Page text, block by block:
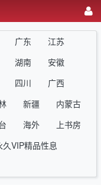
广东
江苏
湖南
安徽
四川
广西
新疆
内蒙古
海外
上书房
久VIP精品性息